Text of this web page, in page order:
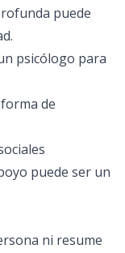
puede
psicólogo para
de
puede ser un
ni resume